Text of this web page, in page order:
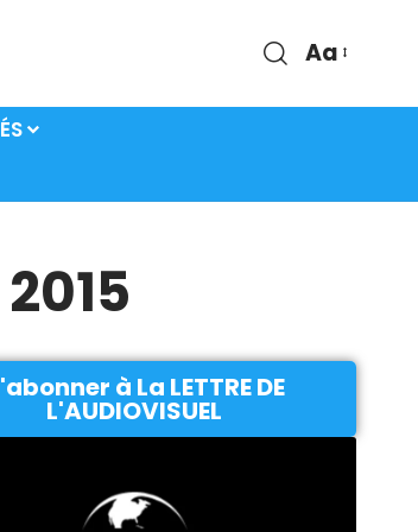
Aa
à La LETTRE DE
L'AUDIOVISUEL